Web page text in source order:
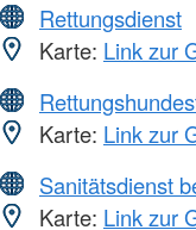
Rettungsdienst
Karte: Link zur
Karte: Link zur
Sanitätsdienst
Karte: Link zur